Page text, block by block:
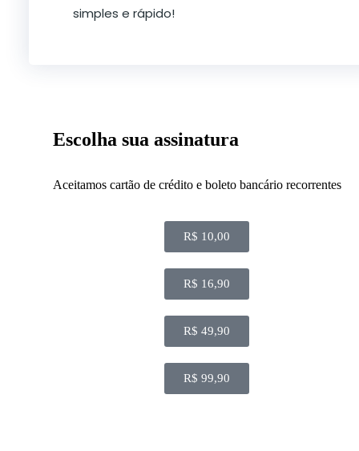
simples e rápido!
Escolha sua assinatura
Aceitamos cartão de crédito e boleto bancário recorrentes
R$ 10,00
R$ 16,90
R$ 49,90
R$ 99,90